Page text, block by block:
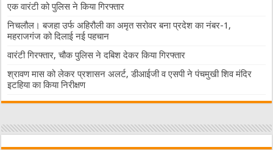
एक वारंटी को पुलिस ने किया गिरफ्तार
निचलौल। बजहा उर्फ अहिरौली का अमृत सरोवर बना प्रदेश का नंबर-1,
महराजगंज को दिलाई नई पहचान
वारंटी गिरफ्तार, चौक पुलिस ने दबिश देकर किया गिरफ्तार
श्रावण मास को लेकर प्रशासन अलर्ट, डीआईजी व एसपी ने पंचमुखी शिव मंदिर
इटहिया का किया निरीक्षण